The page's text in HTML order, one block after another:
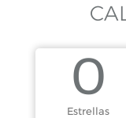
0
Estrellas